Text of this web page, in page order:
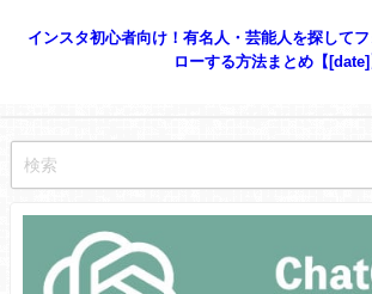
インスタ初心者向け！有名人・芸能人を探してフ
ローする方法まとめ【[date]